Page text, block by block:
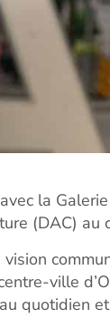
la
(DAC) au
ville
quotidien